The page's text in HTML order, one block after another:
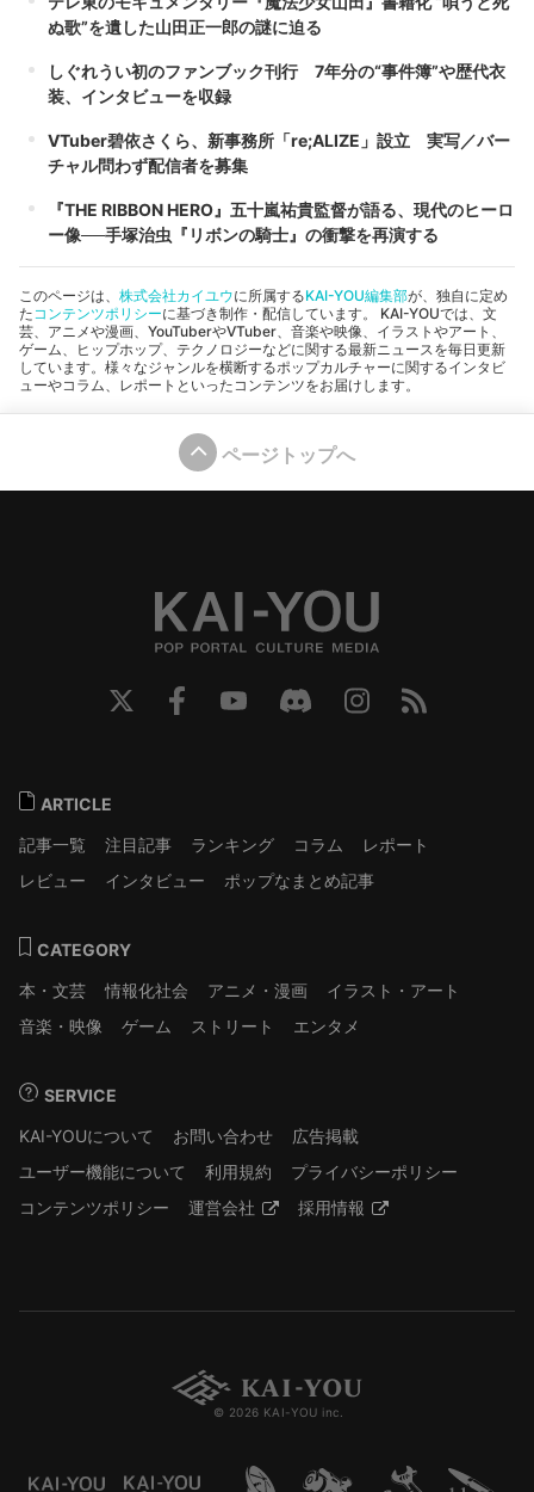
ぬ歌”を遺した山田正一郎の謎に迫る
しぐれうい初のファンブック刊行 7年分の“事件簿”や歴代衣
装、インタビューを収録
VTuber碧依さくら、新事務所「re;ALIZE」設立 実写／バー
チャル問わず配信者を募集
『THE RIBBON HERO』五十嵐祐貴監督が語る、現代のヒーロ
ー像──手塚治虫『リボンの騎士』の衝撃を再演する
このページは、 株式会社カイユウに所属するKAI-YOU編集部が、独自に定め
たコンテンツポリシーに基づき制作・配信しています。 KAI-YOUでは、文
芸、アニメや漫画、YouTuberやVTuber、音楽や映像、イラストやアート、
ゲーム、ヒップホップ、テクノロジーなどに関する最新ニュースを毎日更新
しています。様々なジャンルを横断するポップカルチャーに関するインタビ
ューやコラム、レポートといったコンテンツをお届けします。
ページトップへ
ARTICLE
記事一覧
注目記事 ランキング コラム
レポート
レビュー
インタビュー ポップなまとめ記事
CATEGORY
本・文芸
情報化社会 アニメ・漫画
イラスト・アート
音楽・映像
ゲーム ストリート エンタメ
SERVICE
KAI-YOUについて
お問い合わせ
広告掲載
ユーザー機能について
利用規約
プライバシーポリシー
コンテンツポリシー
運営会社 採用情報
© 2026 KAI-YOU inc.